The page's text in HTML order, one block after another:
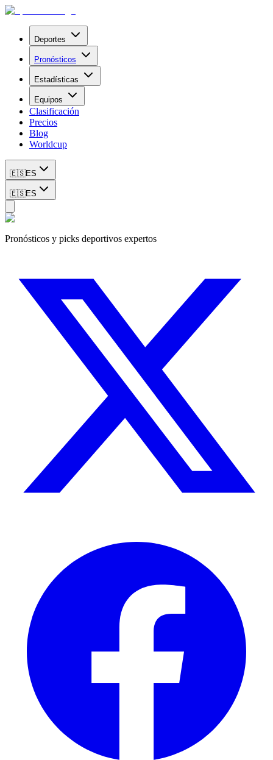
Deportes
Pronósticos
Estadísticas
Equipos
Clasificación
Precios
Blog
Worldcup
🇪🇸ES
🇪🇸ES
Pronósticos y picks deportivos expertos